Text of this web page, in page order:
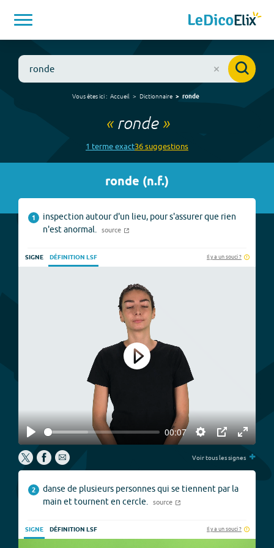
Vous êtes ici : Accueil Dictionnaire ronde
« ronde»
1 termeexact36suggestions
ronde (n.f.)
1
inspection autour d'un lieu, pour s'assurer que rien
n'est anormal.
source
SIGNE DÉFINITION LSF Il y a un souci ?
Play
00:07
Settings
PIP
Enter
Play
Voir tous les signes +
2
danse de plusieurs personnes qui se tiennent par la
main et tournent en cercle.
source
SIGNE DÉFINITION LSF Il y a un souci ?